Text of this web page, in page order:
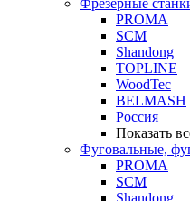
Фрезерные
PROMA
SCM
Shandong
TOPLINE
WoodTec
BELMASH
Россия
Показать
Фуговальные,
PROMA
SCM